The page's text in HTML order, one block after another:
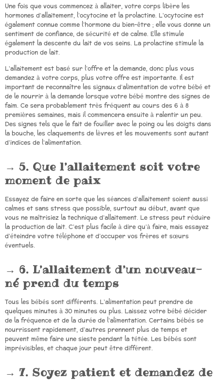
Une fois que vous commencez à allaiter, votre corps libère les
hormones d’allaitement, l’ocytocine et la prolactine. L’ocytocine est
également connue comme l’hormone du bien-être ; elle vous donne un
sentiment de confiance, de sécurité et de calme. Elle stimule
également la descente du lait de vos seins. La prolactine stimule la
production de lait.
L’allaitement est basé sur l’offre et la demande, donc plus vous
demandez à votre corps, plus votre offre est importante. Il est
important de reconnaître les signaux d’alimentation de votre bébé et
de le nourrir à la demande lorsque votre bébé montre des signes de
faim. Ce sera probablement très fréquent au cours des 6 à 8
premières semaines, mais il commencera ensuite à ralentir un peu.
Des signes tels que le fait de fouiller avec le poing ou les doigts dans
la bouche, les claquements de lèvres et les mouvements sont autant
d’indices de l’alimentation.
5. Que l’allaitement soit votre
moment de paix
Essayez de faire en sorte que les séances d’allaitement soient aussi
calmes et sans stress que possible, surtout au début, avant que
vous ne maîtrisiez la technique d’allaitement. Le stress peut réduire
la production de lait. C’est plus facile à dire qu’à faire, mais essayez
d’éteindre votre téléphone et d’occuper vos frères et sœurs
éventuels.
6. L’allaitement d’un nouveau-
né prend du temps
Tous les bébés sont différents. L’alimentation peut prendre de
quelques minutes à 30 minutes ou plus. Laissez votre bébé décider
de la fréquence et de la durée de l’alimentation. Certains bébés se
nourrissent rapidement, d’autres prennent plus de temps et
peuvent même faire une sieste pendant la tétée. Les bébés sont
imprévisibles, et chaque jour peut être différent.
7. Soyez patient et demandez de